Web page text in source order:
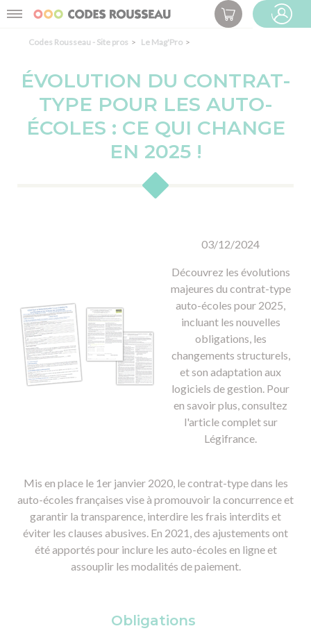
Menu
Codes Rousseau - Site pros Le Mag'Pro
ÉVOLUTION DU CONTRAT-
TYPE POUR LES AUTO-
ÉCOLES : CE QUI CHANGE
EN 2025 !
03/12/2024
Découvrez les évolutions
majeures du contrat-type
auto-écoles pour 2025,
incluant les nouvelles
obligations, les
changements structurels,
et son adaptation aux
logiciels de gestion. Pour
en savoir plus, consultez
l'article complet sur
Légifrance.
Mis en place le 1er janvier 2020, le contrat-type dans les
auto-écoles françaises vise à promouvoir la concurrence et
garantir la transparence, interdire les frais interdits et
éviter les clauses abusives. En 2021, des ajustements ont
été apportés pour inclure les auto-écoles en ligne et
assouplir les modalités de paiement.
Obligations
Panneau de gestion des cookies